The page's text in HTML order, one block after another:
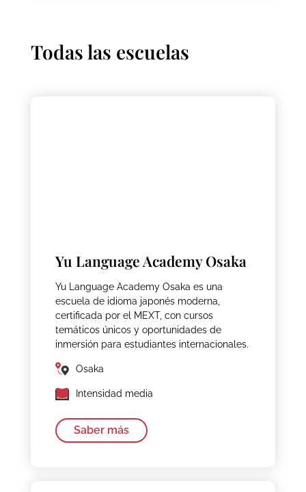
Todas las escuelas
Yu Language Academy Osaka
Yu Language Academy Osaka es una
escuela de idioma japonés moderna,
certificada por el MEXT, con cursos
temáticos únicos y oportunidades de
inmersión para estudiantes internacionales.
Osaka
Intensidad media
Saber más